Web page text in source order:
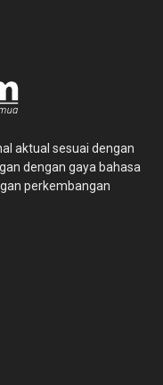
aktual sesuai dengan
dengan gaya bahasa
perkembangan